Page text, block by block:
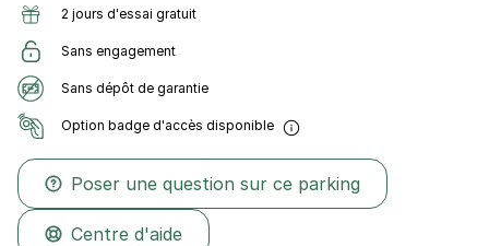
2 jours d'essai gratuit
Sans engagement
Sans dépôt de garantie
Option badge d'accès disponible
Poser une question sur ce parking
Centre d'aide